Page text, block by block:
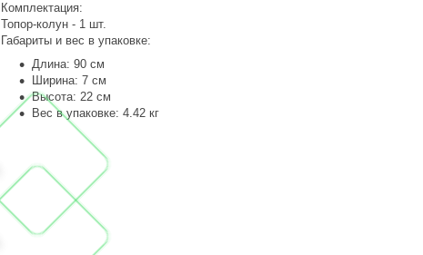
Комплектация:
Топор-колун - 1 шт.
Габариты и вес в упаковке:
Длина: 90 см
Ширина: 7 см
Высота: 22 см
Вес в упаковке: 4.42 кг